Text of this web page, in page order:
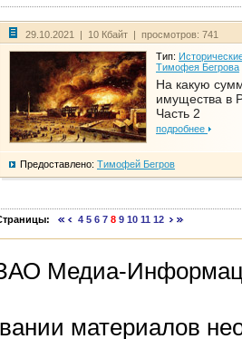
29.10.2021 | 10 Кбайт | просмотров: 741
Тип:
Тимофея Бегрова
На какую
имущества в
Часть 2
подробнее
Предоставлено: Тимофей Бегров
4 5 6 7 8 9 10 11 12
Медиа-
материалов